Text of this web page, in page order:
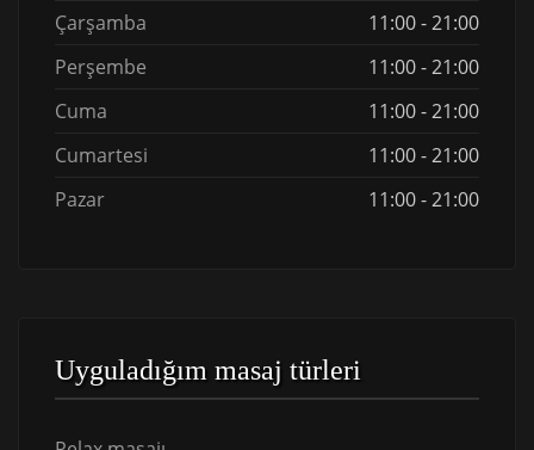
Çarşamba
11:00 - 21:00
Perşembe
11:00 - 21:00
Cuma
11:00 - 21:00
Cumartesi
11:00 - 21:00
Pazar
11:00 - 21:00
Uyguladığım masaj türleri